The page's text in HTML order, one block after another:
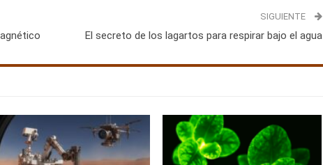
SIGUIENTE
El secreto de los lagartos para respirar bajo el agua